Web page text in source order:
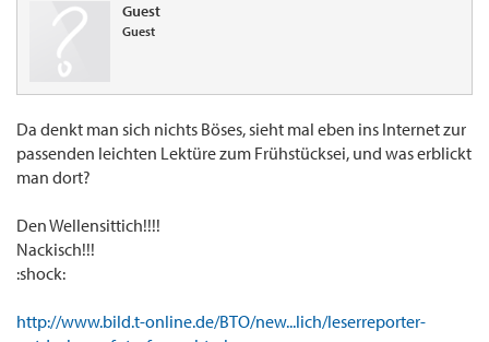
Guest
Guest
Da denkt man sich nichts Böses, sieht mal eben ins Internet zur
passenden leichten Lektüre zum Frühstücksei, und was erblickt
man dort?
Den Wellensittich!!!!
Nackisch!!!
:shock:
http://www.bild.t-online.de/BTO/new...lich/leserreporter-